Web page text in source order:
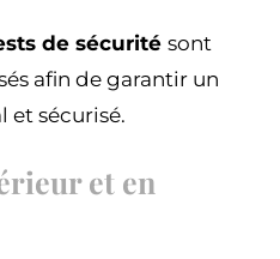
de sécurité sont
afin de garantir un
sécurisé.
et en